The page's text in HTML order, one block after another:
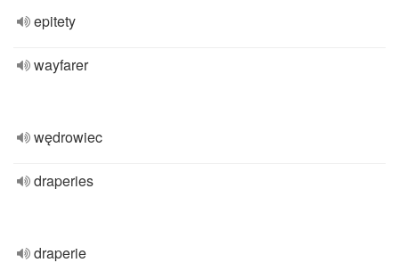
epitety
wayfarer
wędrowiec
draperies
draperie